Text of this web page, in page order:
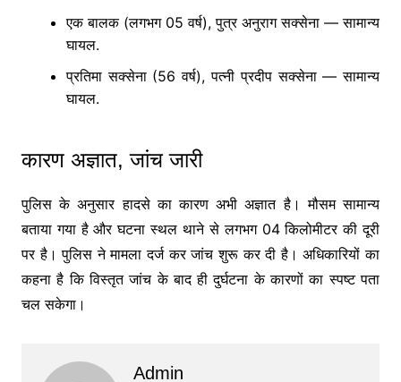
एक बालक (लगभग 05 वर्ष), पुत्र अनुराग सक्सेना — सामान्य
घायल.
प्रतिमा सक्सेना (56 वर्ष), पत्नी प्रदीप सक्सेना — सामान्य
घायल.
कारण अज्ञात, जांच जारी
पुलिस के अनुसार हादसे का कारण अभी अज्ञात है। मौसम सामान्य
बताया गया है और घटना स्थल थाने से लगभग 04 किलोमीटर की दूरी
पर है। पुलिस ने मामला दर्ज कर जांच शुरू कर दी है। अधिकारियों का
कहना है कि विस्तृत जांच के बाद ही दुर्घटना के कारणों का स्पष्ट पता
चल सकेगा।
Admin